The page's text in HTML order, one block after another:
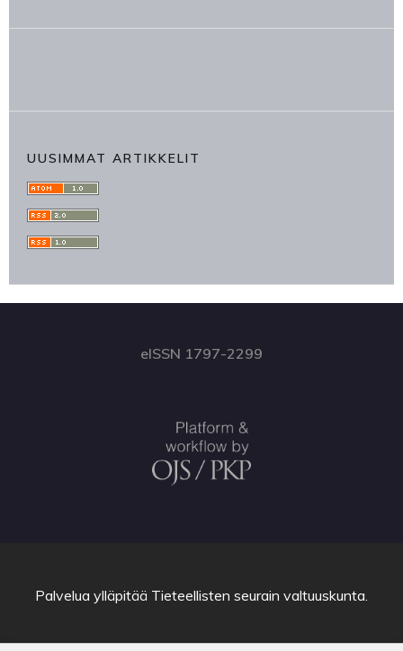
UUSIMMAT ARTIKKELIT
eISSN 1797-2299
Palvelua ylläpitää Tieteellisten seurain valtuuskunta.